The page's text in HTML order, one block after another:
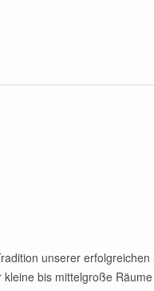
unserer
bis mittelgroße